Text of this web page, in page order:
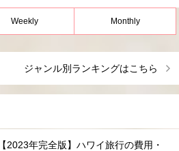
Weekly Monthly
ジャンル別ランキングはこちら
【2023年完全版】ハワイ旅行の費用・